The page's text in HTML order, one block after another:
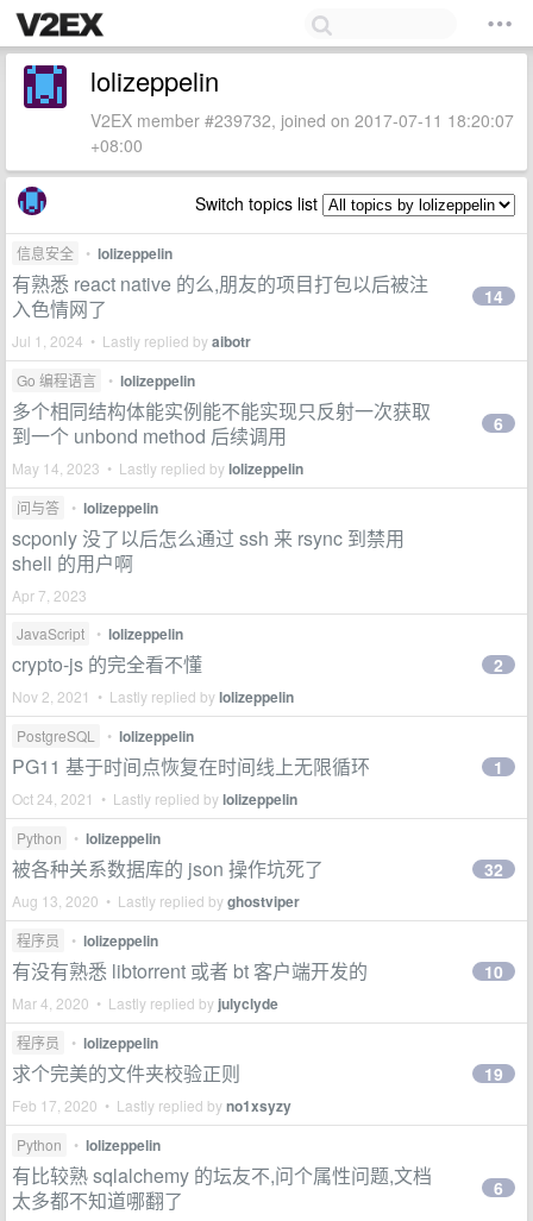
lolizeppelin
V2EX member #239732, joined on 2017-07-11 18:20:07
+08:00
Switch topics list
信息安全 • lolizeppelin
有熟悉 react native 的么,朋友的项目打包以后被注
入色情网了
Jul 1, 2024 • Lastly replied byaibotr
14
Go 编程语言 • lolizeppelin
多个相同结构体能实例能不能实现只反射一次获取
到一个 unbond method 后续调用
May 14, 2023 • Lastly replied bylolizeppelin
6
问与答 • lolizeppelin
scponly 没了以后怎么通过 ssh 来 rsync 到禁用
shell 的用户啊
Apr 7, 2023
JavaScript
• lolizeppelin
crypto-js 的完全看不懂
Nov 2, 2021 • Lastly replied bylolizeppelin
2
PostgreSQL • lolizeppelin
PG11 基于时间点恢复在时间线上无限循环
Oct 24, 2021 • Lastly replied bylolizeppelin
1
Python • lolizeppelin
被各种关系数据库的 json 操作坑死了
Aug 13, 2020 • Lastly replied byghostviper
32
程序员 • lolizeppelin
有没有熟悉 libtorrent 或者 bt 客户端开发的
Mar 4, 2020 • Lastly replied by julyclyde
10
程序员 • lolizeppelin
求个完美的文件夹校验正则
Feb 17, 2020 • Lastly replied byno1xsyzy
19
Python • lolizeppelin
有比较熟 sqlalchemy 的坛友不,问个属性问题,文档
太多都不知道哪翻了
6